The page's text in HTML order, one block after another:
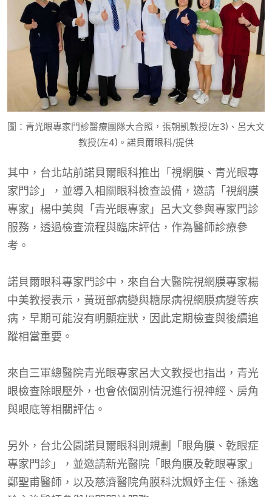
圖：青光眼專家門診醫療團隊大合照，張朝凱教授(左3)、呂大文
教授(左4)。諾貝爾眼科/提供
其中，台北站前諾貝爾眼科推出「視網膜、青光眼專
家門診」，並導入相關眼科檢查設備，邀請「視網膜
專家」楊中美與「青光眼專家」呂大文參與專家門診
服務，透過檢查流程與臨床評估，作為醫師診療參
考。
諾貝爾眼科專家門診中，來自台大醫院視網膜專家楊
中美教授表示，黃斑部病變與糖尿病視網膜病變等疾
病，早期可能沒有明顯症狀，因此定期檢查與後續追
蹤相當重要。
來自三軍總醫院青光眼專家呂大文教授也指出，青光
眼檢查除眼壓外，也會依個別情況進行視神經、房角
與眼底等相關評估。
另外，台北公園諾貝爾眼科則規劃「眼角膜、乾眼症
專家門診」，並邀請新光醫院「眼角膜及乾眼專家」
鄭聖甫醫師，以及慈濟醫院角膜科沈姵妤主任、孫逸